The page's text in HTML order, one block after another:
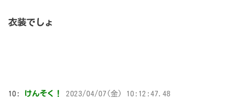
衣装でしょ
10: けんそく！ 2023/04/07(金) 10:12:47.48